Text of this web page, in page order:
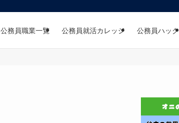
公務員職業一覧 公務員就活カレッジ 公務員ハック